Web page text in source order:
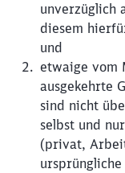
unverzüglich
diesem
und
etwaige vom
ausgekehrte
sind nicht
selbst und
(privat,